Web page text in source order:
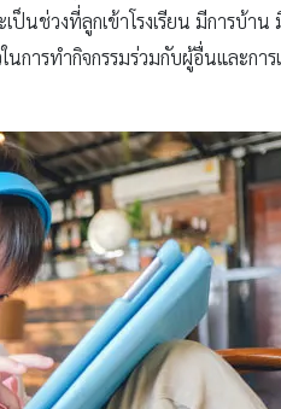
นช่วงที่ลูกเข้าโรงเรียน มีการบ้า
ารทำกิจกรรมร่วมกับผู้อื่นและกา